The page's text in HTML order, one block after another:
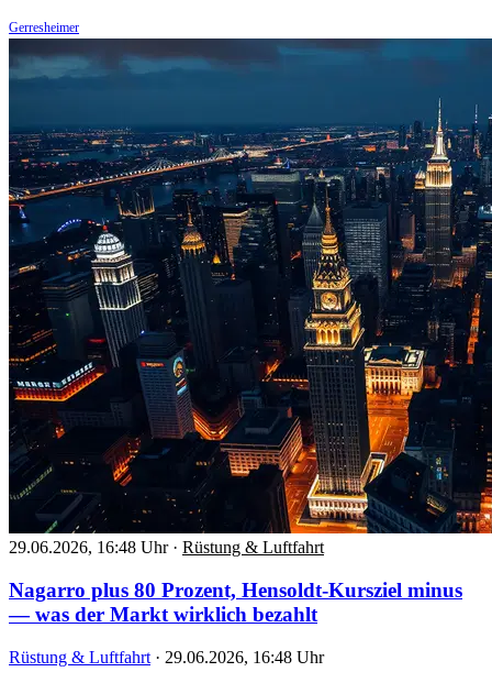
Gerresheimer
29.06.2026, 16:48 Uhr · Rüstung & Luftfahrt
Nagarro plus 80 Prozent, Hensoldt-Kursziel minus
— was der Markt wirklich bezahlt
Rüstung & Luftfahrt · 29.06.2026, 16:48 Uhr